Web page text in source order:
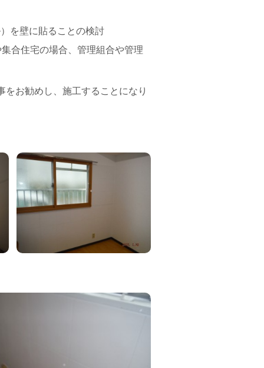
を壁に貼ることの検討
合住宅の場合、管理組合や管理
お勧めし、施工することになり